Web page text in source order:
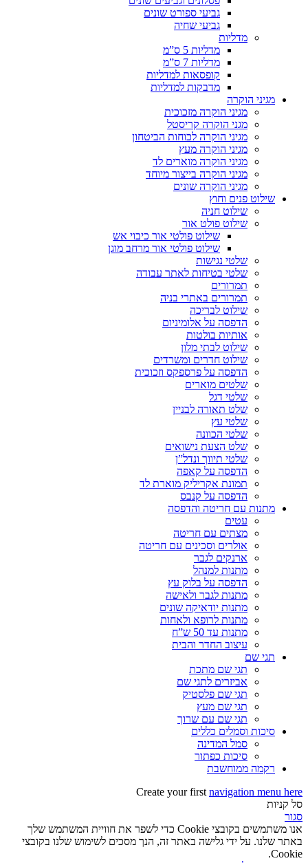
גביעי ספורט שונים
גביעי שחיה
מדליות
מדליות 5 ס”מ
מדליות 7 ס”מ
קופסאות למדליות
מדבקות למדליות
מגיני הוקרה
מגיני הוקרה מזכוכית
מגני הוקרה קריסטל
מגיני הוקרה לכוחות הביטחון
מגיני הוקרה מעץ
מגיני הוקרה מוארים לד
מגיני הוקרה בייצור מיוחד
מגיני הוקרה שונים
שילוט פנים וחוץ
שילוט חניה
שילוט פולט אור
שילוט פולטי אור כיבוי אש
שילוט פולטי אור מרחב מוגן
שלטי נגישות
שלטי בטיחות לאתר עבודה
תמרורים
תמרורים באתרי בניה
שילוט לבריכה
הדפסה על אלומיניום
אותיות בולטות
שילוט לבתי מלון
שילוט חדרים ומשרדים
הדפסה על פרספקס וזכוכית
שלטים מוארים
שלטי דגל
שלט תאורה לבניין
שלטי עץ
שלטי הכוונה
שלט הצעת נישואים
שלטי תיווך ונדל”ן
הדפסה על קאפה
תמונת אקריליק מוארת לד
הדפסה על קנבס
מתנות עם חריטה והדפסה
עטים
מצתים עם חריטה
אולרים וסכינים עם חריטה
ארנקים לגבר
מתנות למנהל
הדפסה על בלוק עץ
מתנות לגבר ולאישה
מתנות יודאיקה שונים
מתנות לרופא ולאחות
מתנות עד 50 ש”ח
עיצוב החדר והבית
תגי שם
תגי שם מתכת
אביזרים לתגי שם
תגי שם פלסטיק
תגי שם מעץ
תגי שם עם שרוך
סיכות וסמלים כללים
סמל המדינה
סיכות כפתור
רקמה ממוחשבת
Create your first navigation menu here
סל קניות
סגור
אנו משתמשים בקובצי Cookie כדי לשפר את חוויית המשתמש שלך
באתר שלנו. על ידי גלישה באתר זה, הנך מסכים לשימוש שלנו בקובצי
Cookie.